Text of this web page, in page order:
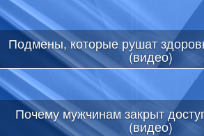
Подмены, которые рушат
(видео)
Почему мужчинам закрыт
(видео)